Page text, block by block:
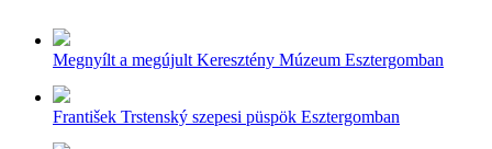
Megnyílt a megújult Keresztény Múzeum Esztergomban
František Trstenský szepesi püspök Esztergomban